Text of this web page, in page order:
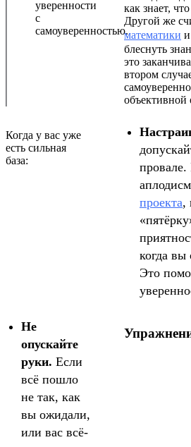
уверенности
с
самоуверенностью.
как знает,
Другой же
математики
блеснуть
это
втором
Когда у вас уже
есть сильная
база:
провале.
проекта,
когда вы
Это
Не
опускайте
руки. Если
всё пошло
не так, как
вы ожидали,
или вас всё-